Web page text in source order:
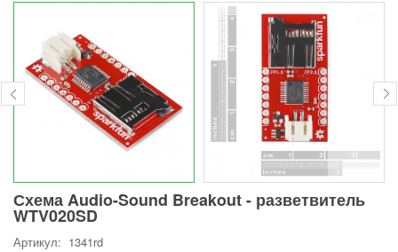
Схема Audio-Sound Breakout - разветвитель
WTV020SD
Артикул: 1341rd